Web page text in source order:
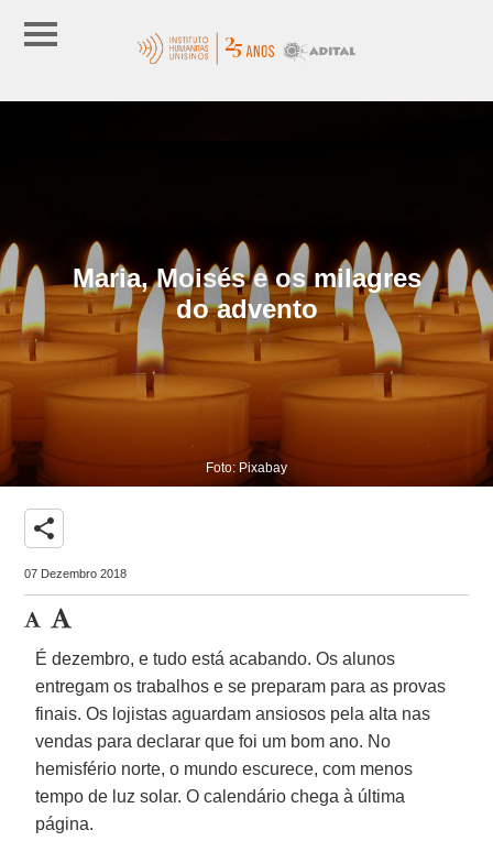
Maria, Moisés e os milagres
do advento
Foto: Pixabay
share
07 Dezembro 2018
É dezembro, e tudo está acabando. Os alunos
entregam os trabalhos e se preparam para as provas
finais. Os lojistas aguardam ansiosos pela alta nas
vendas para declarar que foi um bom ano. No
hemisfério norte, o mundo escurece, com menos
tempo de luz solar. O calendário chega à última
página.